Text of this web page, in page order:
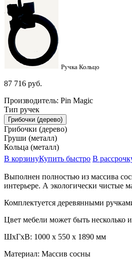
Ручка Кольцо
87 716 руб.
Производитель: Pin Magic
Тип ручек
Грибочки (дерево)
Грибочки (дерево)
Груши (металл)
Кольца (металл)
В корзинуКупить быстро В
Выполнен полностью из массива
интерьере. А экологически чистые
Комплектуется деревянными
Цвет мебели может быть несколько
ШxГxВ: 1000 x 550 x 1890 мм
Материал: Массив сосны